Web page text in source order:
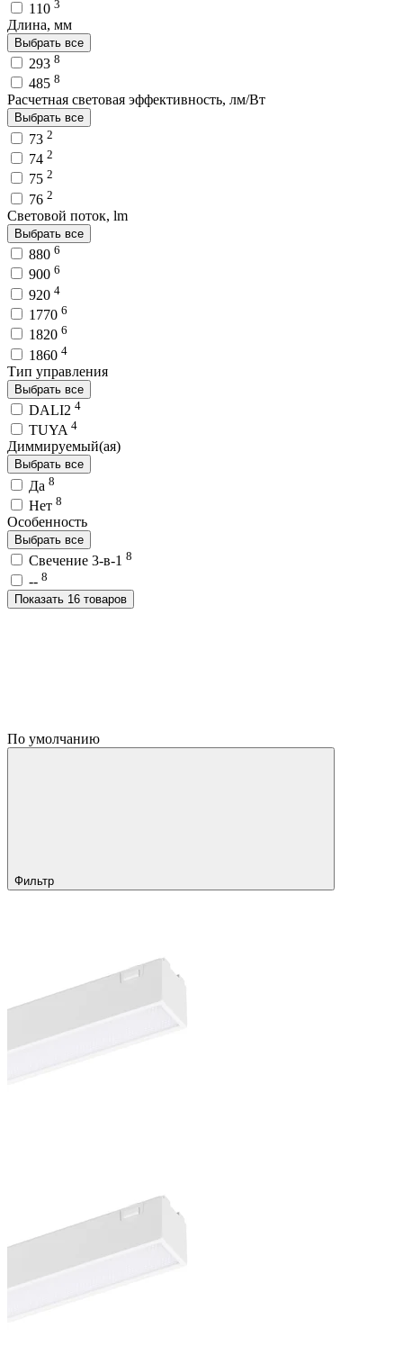
110 3
Длина, мм
Выбрать все
293 8
485 8
Расчетная световая эффективность, лм/Вт
Выбрать все
73 2
74 2
75 2
76 2
Световой поток, lm
Выбрать все
880 6
900 6
920 4
1770 6
1820 6
1860 4
Тип управления
Выбрать все
DALI2 4
TUYA 4
Диммируемый(ая)
Выбрать все
Да 8
Нет 8
Особенность
Выбрать все
Свечение 3-в-1 8
-- 8
Показать 16 товаров
По умолчанию
Фильтр